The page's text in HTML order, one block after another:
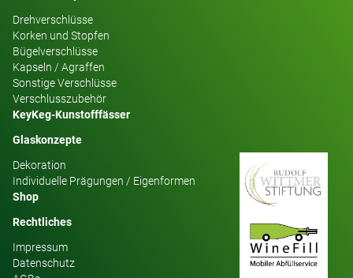
Drehverschlüsse
Korken und Stopfen
Bügelverschlüsse
Kapseln / Agraffen
Sonstige Verschlüsse
Verschlusszubehör
KeyKeg-Kunstofffässer
Glaskonzepte
Dekoration
Individuelle Prägungen / Eigenformen
Shop
Rechtliches
Impressum
Datenschutz